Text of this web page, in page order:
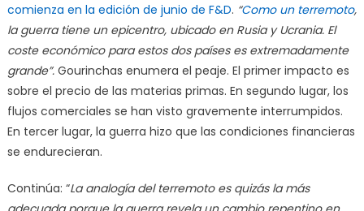
comienza en la edición de junio de F&D. “Como un terremoto,
la guerra tiene un epicentro, ubicado en Rusia y Ucrania. El
coste económico para estos dos países es extremadamente
grande”. Gourinchas enumera el peaje. El primer impacto es
sobre el precio de las materias primas. En segundo lugar, los
flujos comerciales se han visto gravemente interrumpidos.
En tercer lugar, la guerra hizo que las condiciones financieras
se endurecieran.
Continúa: “La analogía del terremoto es quizás la más